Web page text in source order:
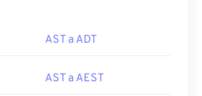
AST a ADT
AST a AEST